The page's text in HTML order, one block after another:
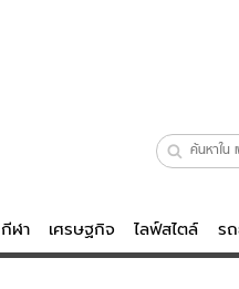
กีฬา เศรษฐกิจ ไลฟ์สไตล์ ร